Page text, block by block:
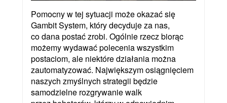
Pomocny w tej sytuacji może okazać się
Gambit System, który decyduje za nas,
co dana postać zrobi. Ogólnie rzecz biorąc
możemy wydawać polecenia wszystkim
postaciom, ale niektóre działania można
zautomatyzować. Największym osiągnięciem
naszych zmyślnych strategii będzie
samodzielne rozgrywanie walk